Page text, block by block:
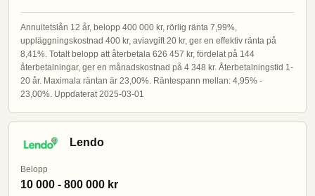
Annuitetslån 12 år, belopp 400 000 kr, rörlig ränta 7,99%,
uppläggningskostnad 400 kr, aviavgift 20 kr, ger en effektiv ränta på
8,41%. Totalt belopp att återbetala 626 457 kr, fördelat på 144
återbetalningar, ger en månadskostnad på 4 348 kr. Återbetalningstid 1-
20 år. Maximala räntan är 23,00%. Räntespann mellan: 4,95% -
23,00%. Uppdaterat 2025-03-01
Lendo
Belopp
10 000 - 800 000 kr